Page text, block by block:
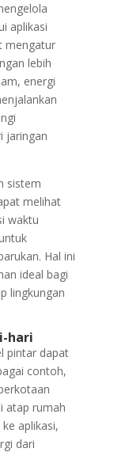
aplikasi
mengatur
lebih
energi
jaringan
sistem
melihat
waktu
Hal ini
ideal bagi
lingkungan
hari
pintar dapat
contoh,
atap rumah
aplikasi,
dari